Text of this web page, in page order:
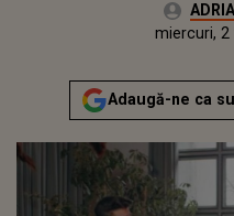
Autor:
miercuri, 2 februarie 2022
Actualizat:
miercuri, 2
Adaugă-ne ca